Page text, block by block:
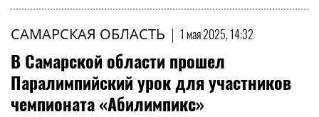
САМАРСКАЯ ОБЛАСТЬ | 1 мая 2025, 14:32
В Самарской области прошел
Паралимпийский урок для участников
чемпионата «Абилимпикс»